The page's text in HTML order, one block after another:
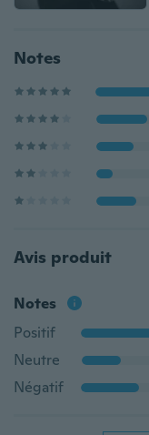
Notes
Avis produit
Notes
Positif
Neutre
Négatif